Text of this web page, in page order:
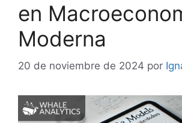
en
Moderna
20 de noviembre de 2024 por